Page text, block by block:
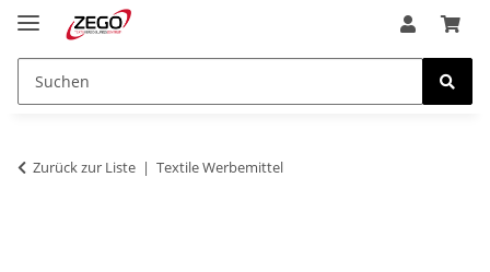
Zurück zur Liste Textile Werbemittel